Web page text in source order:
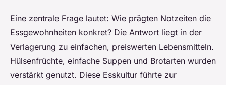
Eine zentrale Frage lautet: Wie prägten Notzeiten die
Essgewohnheiten konkret? Die Antwort liegt in der
Verlagerung zu einfachen, preiswerten Lebensmitteln.
Hülsenfrüchte, einfache Suppen und Brotarten wurden
verstärkt genutzt. Diese Esskultur führte zur